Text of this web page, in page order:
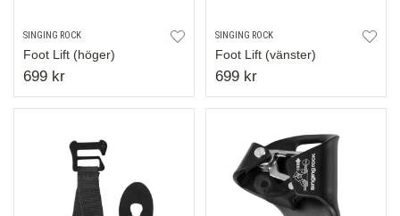
SINGING ROCK
Foot Lift (höger)
699 kr
SINGING ROCK
Foot Lift (vänster)
699 kr